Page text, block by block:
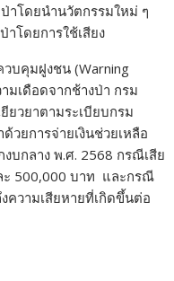
าโดยนำนวัตกรรมใหม่ ๆ
โดยการใช้เสียง
วบคุมฝูงชน (Warning
มเดือดจากช้างป่า กรม
ยวยาตามระเบียบกรม
ยการจ่ายเงินช่วยเหลือ
บกลาง พ.ศ. 2568 กรณีเสีย
ะ 500,000 บาท และกรณี
ความเสียหายที่เกิดขึ้นต่อ